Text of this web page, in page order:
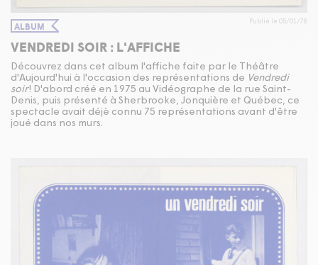
ALBUM Publié le 05/01/78
VENDREDI SOIR : L'AFFICHE
Découvrez dans cet album l'affiche faite par le Théâtre
d'Aujourd'hui à l'occasion des représentations de Vendredi
soir! D'abord créé en 1975 au Vidéographe de la rue Saint-
Denis, puis présenté à Sherbrooke, Jonquière et Québec, ce
spectacle avait déjè connu 75 représentations avant d'être
joué dans nos murs.